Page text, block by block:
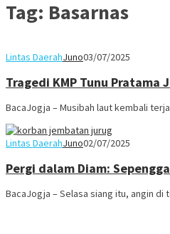
Tag: Basarnas
Lintas DaerahJuno03/07/2025
Tragedi KMP Tunu Pratama
BacaJogja – Musibah laut kembali
Lintas DaerahJuno02/07/2025
Pergi dalam Diam:
BacaJogja – Selasa siang itu, angin